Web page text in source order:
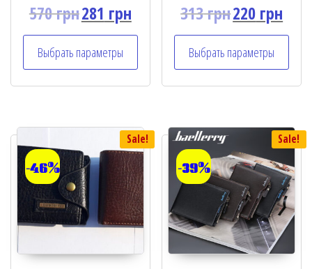
R
a
d
0
o
u
5
570грн281 грн
Выбрать параметры
R
d
0
o
u
5
313грн220 грн
Выбрать параметры
Sale!
-46%
Sale!
-39%